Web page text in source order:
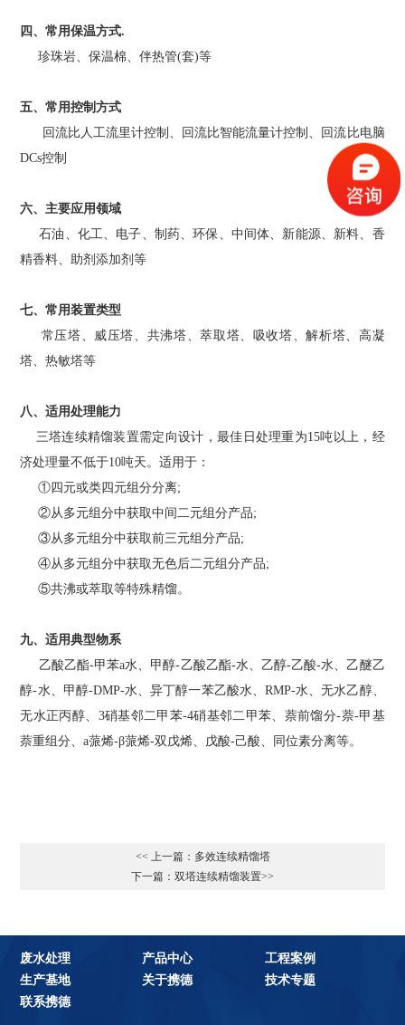
四、常用保温方式.
珍珠岩、保温棉、伴热管(套)等
五、常用控制方式
回流比人工流里计控制、回流比智能流量计控制、回流比电脑
DCs控制
六、主要应用领域
石油、化工、电子、制药、环保、中间体、新能源、新料、香
精香料、助剂添加剂等
七、常用装置类型
常压塔、威压塔、共沸塔、萃取塔、吸收塔、解析塔、高凝
塔、热敏塔等
八、适用处理能力
三塔连续精馏装置需定向设计，最佳日处理重为15吨以上，经
济处理量不低于10吨天。适用于：
①四元或类四元组分分离;
②从多元组分中获取中间二元组分产品;
③从多元组分中获取前三元组分产品;
④从多元组分中获取无色后二元组分产品;
⑤共沸或萃取等特殊精馏。
九、适用典型物系
乙酸乙酯-甲苯a水、甲醇-乙酸乙酯-水、乙醇-乙酸-水、乙醚乙
醇-水、甲醇-DMP-水、异丁醇一苯乙酸水、RMP-水、无水乙醇、
无水正丙醇、3硝基邻二甲苯-4硝基邻二甲苯、萘前馏分-萘-甲基
萘重组分、a蒎烯-β蒎烯-双戊烯、戊酸-己酸、同位素分离等。
<< 上一篇：多效连续精馏塔
下一篇：双塔连续精馏装置>>
废水处理 产品中心
工程案例
生产基地
关于携德
技术专题
联系携德